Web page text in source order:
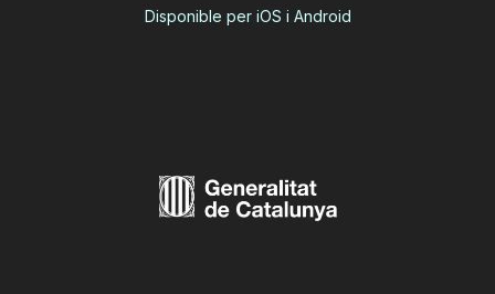
Disponible per iOS i Android